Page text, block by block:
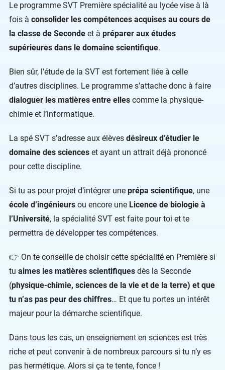
Le programme SVT Première spécialité au lycée vise à là
fois à consolider les compétences acquises au cours de
la classe de Seconde et à préparer aux études
supérieures dans le domaine scientifique.
Bien sûr, l’étude de la SVT est fortement liée à celle
d’autres disciplines. Le programme s’attache donc à faire
dialoguer les matières entre elles comme la physique-
chimie et l’informatique.
La spé SVT s’adresse aux élèves désireux d’étudier le
domaine des sciences et ayant un attrait déjà prononcé
pour cette discipline.
Si tu as pour projet d’intégrer une prépa scientifique, une
école d’ingénieurs ou encore une Licence de biologie à
l’Université, la spécialité SVT est faite pour toi et te
permettra de développer tes compétences.
👉 On te conseille de choisir cette spécialité en Première si
tu aimes les matières scientifiques dès la Seconde
(physique-chimie, sciences de la vie et de la terre) et que
tu n’as pas peur des chiffres… Et que tu portes un intérêt
majeur pour la démarche scientifique.
Dans tous les cas, un enseignement en sciences est très
riche et peut convenir à de nombreux parcours si tu n’y es
pas hermétique. Alors si ça te tente, fonce !